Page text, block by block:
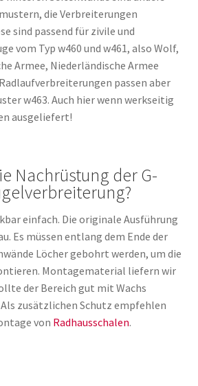
die Verbreiterungen
sind passend für zivile und
vom Typ w460 und w461, also Wolf,
Armee, Niederländische Armee
passen aber
w463. Auch hier wenn werkseitig
ausgeliefert!
Nachrüstung der G-
einfach. Die originale Ausführung
Es müssen entlang dem Ende der
Löcher gebohrt werden, um die
Montagematerial liefern wir
der Bereich gut mit Wachs
zusätzlichen Schutz empfehlen
von Radhausschalen.